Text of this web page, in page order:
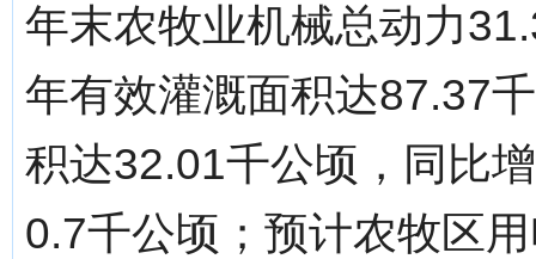
年末农牧业机械总动力
年有效灌溉面积达87.37
积达32.01千公顷，同比
0.7千公顷；预计农牧区